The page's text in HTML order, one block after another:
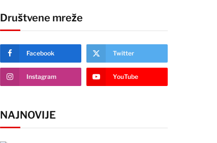
Društvene mreže
Facebook Twitter
Instagram YouTube
NAJNOVIJE